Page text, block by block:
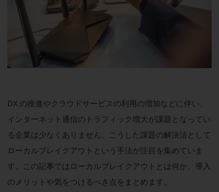
コミュニケーション・情報共有
マーケティング
業務効率化
セキュリティ対策
遠隔監視
顧客体験（CX）改善
自動化・省電化
人材不足解消
DX の推進やクラウドサービスの利用の増加などに伴い、
インターネット通信のトラフィック増大が課題となってい
る企業は少なくありません。こうした課題の解決法として
ローカルブレイクアウトという手法が注目を集めていま
す。この記事ではローカルブレイクアウトとは何か、導入
のメリットや気をつけるべき点をまとめます。